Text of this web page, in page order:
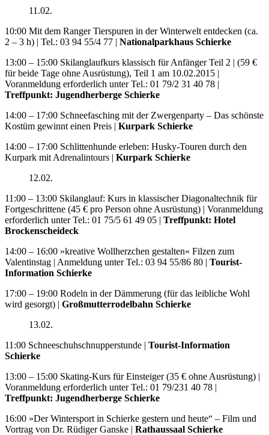
11.02.
10:00 Mit dem Ranger Tierspuren in der Winterwelt entdecken (ca.
2 – 3 h) | Tel.: 03 94 55/4 77 | Nationalparkhaus Schierke
13:00 – 15:00 Skilanglaufkurs klassisch für Anfänger Teil 2 | (59 €
für beide Tage ohne Ausrüstung), Teil 1 am 10.02.2015 |
Voranmeldung erforderlich unter Tel.: 01 79/2 31 40 78 |
Treffpunkt: Jugendherberge Schierke
14:00 – 17:00 Schneefasching mit der Zwergenparty – Das schönste
Kostüm gewinnt einen Preis | Kurpark Schierke
14:00 – 17:00 Schlittenhunde erleben: Husky-Touren durch den
Kurpark mit Adrenalintours | Kurpark Schierke
12.02.
11:00 – 13:00 Skilanglauf: Kurs in klassischer Diagonaltechnik für
Fortgeschrittene (45 € pro Person ohne Ausrüstung) | Voranmeldung
erforderlich unter Tel.: 01 75/5 61 49 05 | Treffpunkt: Hotel
Brockenscheideck
14:00 – 16:00 »kreative Wollherzchen gestalten« Filzen zum
Valentinstag | Anmeldung unter Tel.: 03 94 55/86 80 | Tourist-
Information Schierke
17:00 – 19:00 Rodeln in der Dämmerung (für das leibliche Wohl
wird gesorgt) | Großmutterrodelbahn Schierke
13.02.
11:00 Schneeschuhschnupperstunde | Tourist-Information
Schierke
13:00 – 15:00 Skating-Kurs für Einsteiger (35 € ohne Ausrüstung) |
Voranmeldung erforderlich unter Tel.: 01 79/231 40 78 |
Treffpunkt: Jugendherberge Schierke
16:00 »Der Wintersport in Schierke gestern und heute“ – Film und
Vortrag von Dr. Rüdiger Ganske | Rathaussaal Schierke